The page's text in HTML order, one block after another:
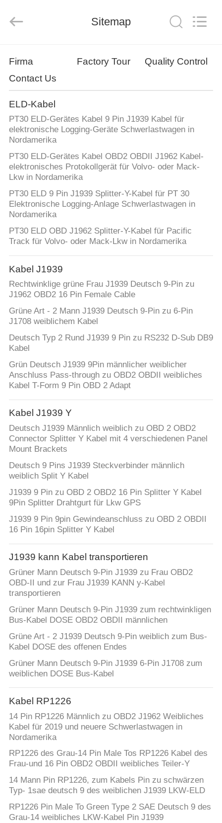
PRODUKTE
ÜBER
UNS
FABRIK-
AUSFLUG
QUALITÄTSKONTROLLE
TRETEN
SIE
MIT
UNS
IN
VERBINDUNG
FORDERN
SIE
EIN
ZITAT
SITEMAP
PRIVACY
POLICY
Rights
Reserved.
Sitemap
Firma Factory Tour
Quality Control
Contact Us
ELD-Kabel
PT30 ELD-Gerätes Kabel 9 Pin J1939 Kabel für
elektronische Logging-Geräte Schwerlastwagen in
Nordamerika
PT30 ELD-Gerätes Kabel OBD2 OBDII J1962 Kabel-
elektronisches Protokollgerät für Volvo- oder Mack-
Lkw in Nordamerika
PT30 ELD 9 Pin J1939 Splitter-Y-Kabel für PT 30
Elektronische Logging-Anlage Schwerlastwagen in
Nordamerika
PT30 ELD OBD J1962 Splitter-Y-Kabel für Pacific
Track für Volvo- oder Mack-Lkw in Nordamerika
Kabel J1939
Rechtwinklige grüne Frau J1939 Deutsch 9-Pin zu
J1962 OBD2 16 Pin Female Cable
Grüne Art - 2 Mann J1939 Deutsch 9-Pin zu 6-Pin
J1708 weiblichem Kabel
Deutsch Typ 2 Rund J1939 9 Pin zu RS232 D-Sub DB9
Kabel
Grün Deutsch J1939 9Pin männlicher weiblicher
Anschluss Pass-through zu OBD2 OBDII weibliches
Kabel T-Form 9 Pin OBD 2 Adapt
Kabel J1939 Y
Deutsch J1939 Männlich weiblich zu OBD 2 OBD2
Connector Splitter Y Kabel mit 4 verschiedenen Panel
Mount Brackets
Deutsch 9 Pins J1939 Steckverbinder männlich
weiblich Split Y Kabel
J1939 9 Pin zu OBD 2 OBD2 16 Pin Splitter Y Kabel
9Pin Splitter Drahtgurt für Lkw GPS
J1939 9 Pin 9pin Gewindeanschluss zu OBD 2 OBDII
16 Pin 16pin Splitter Y Kabel
J1939 kann Kabel transportieren
Grüner Mann Deutsch 9-Pin J1939 zu Frau OBD2
OBD-II und zur Frau J1939 KANN y-Kabel
transportieren
Grüner Mann Deutsch 9-Pin J1939 zum rechtwinkligen
Bus-Kabel DOSE OBD2 OBDII männlichen
Grüne Art - 2 J1939 Deutsch 9-Pin weiblich zum Bus-
Kabel DOSE des offenen Endes
Grüner Mann Deutsch 9-Pin J1939 6-Pin J1708 zum
weiblichen DOSE Bus-Kabel
Kabel RP1226
14 Pin RP1226 Männlich zu OBD2 J1962 Weibliches
Kabel für 2019 und neuere Schwerlastwagen in
Nordamerika
RP1226 des Grau-14 Pin Male Tos RP1226 Kabel des
Frau-und 16 Pin OBD2 OBDII weibliches Teiler-Y
14 Mann Pin RP1226, zum Kabels Pin zu schwärzen
Typ- 1sae deutsch 9 des weiblichen J1939 LKW-ELD
RP1226 Pin Male To Green Type 2 SAE Deutsch 9 des
Grau-14 weibliches LKW-Kabel Pin J1939